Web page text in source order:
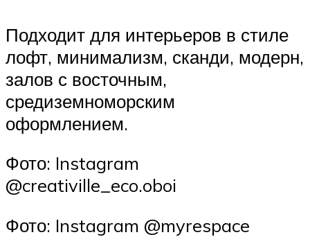
Подходит для интерьеров в стиле
лофт, минимализм, сканди, модерн,
залов с восточным,
средиземноморским
оформлением.
Фото: Instagram
@creativille_eco.oboi
Фото: Instagram @myrespace